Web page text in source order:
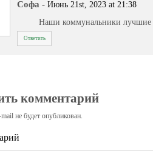
Софа - Июнь 21st, 2023 at 21:38
Наши коммунальники
Ответить
комментарий
не будет опубликован.